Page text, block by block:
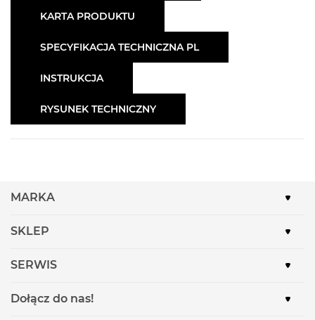
KARTA PRODUKTU
SPECYFIKACJA TECHNICZNA PL
INSTRUKCJA
RYSUNEK TECHNICZNY
MARKA
SKLEP
SERWIS
Dołącz do nas!